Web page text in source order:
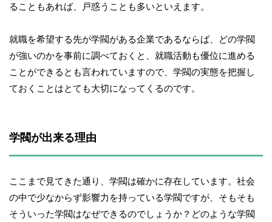
ることもあれば、戸惑うことも多いといえます。
就職を希望する先が学閥がある企業であるならば、どの学閥
が強いのかを事前に調べておくと、就職活動も優位に進める
ことができるとも言われていますので、学閥の実態を把握し
ておくことはとても大切になってくるのです。
学閥が出来る理由
ここまで見てきた通り、学閥は確かに存在しています。社会
の中で少なからず影響力を持っている学閥ですが、そもそも
そういった学閥はなぜできるのでしょうか？どのような学閥